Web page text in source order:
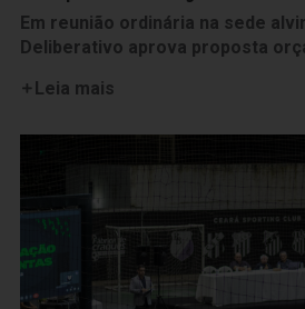
Em reunião ordinária na sede
Deliberativo aprova proposta
Leia mais